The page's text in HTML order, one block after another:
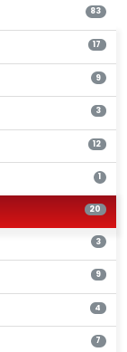
83
17
9
3
12
1
20
3
9
4
7